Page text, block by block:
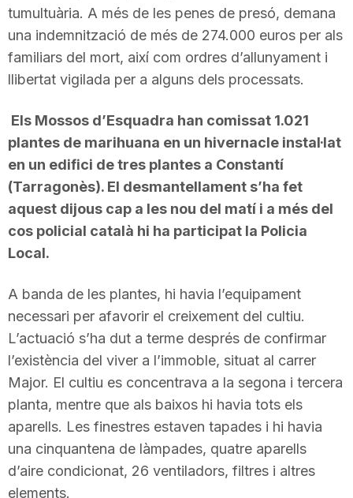
tumultuària. A més de les penes de presó, demana
una indemnització de més de 274.000 euros per als
familiars del mort, així com ordres d’allunyament i
llibertat vigilada per a alguns dels processats.
Els Mossos d’Esquadra han comissat 1.021
plantes de marihuana en un hivernacle instal·lat
en un edifici de tres plantes a Constantí
(Tarragonès). El desmantellament s’ha fet
aquest dijous cap a les nou del matí i a més del
cos policial català hi ha participat la Policia
Local.
A banda de les plantes, hi havia l’equipament
necessari per afavorir el creixement del cultiu.
L’actuació s’ha dut a terme després de confirmar
l’existència del viver a l’immoble, situat al carrer
Major. El cultiu es concentrava a la segona i tercera
planta, mentre que als baixos hi havia tots els
aparells. Les finestres estaven tapades i hi havia
una cinquantena de làmpades, quatre aparells
d’aire condicionat, 26 ventiladors, filtres i altres
elements.